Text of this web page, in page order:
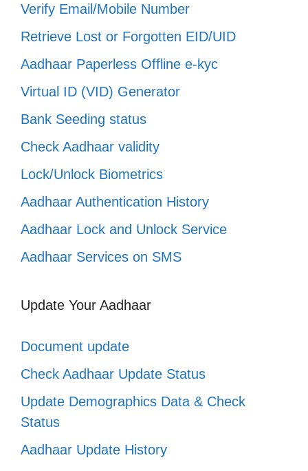
Verify Email/Mobile Number
Retrieve Lost or Forgotten EID/UID
Aadhaar Paperless Offline e-kyc
Virtual ID (VID) Generator
Bank Seeding status
Check Aadhaar validity
Lock/Unlock Biometrics
Aadhaar Authentication History
Aadhaar Lock and Unlock Service
Aadhaar Services on SMS
Update Your Aadhaar
Document update
Check Aadhaar Update Status
Update Demographics Data & Check
Status
Aadhaar Update History